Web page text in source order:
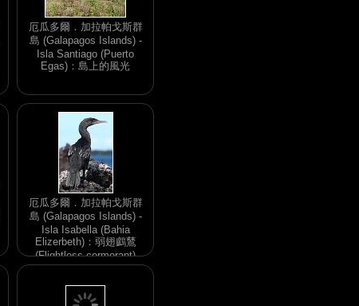
厄瓜多爾．加拉帕戈斯群
島 (Galapagos Islands) -
Isla Santiago (Puerto
Egas)：島上的風光
厄瓜多爾．加拉帕戈斯群
島 (Galapagos Islands) -
Isla Isabella (Bahia
Elizerbeth)：弱翅鸕鶿
(Flightless cormorant)